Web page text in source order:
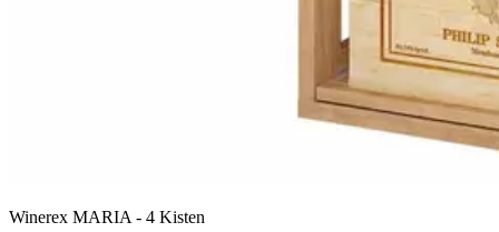
Winerex MARIA - 4 Kisten